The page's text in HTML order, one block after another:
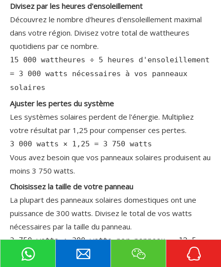
Divisez par les heures d'ensoleillement
Découvrez le nombre d'heures d'ensoleillement maximal
dans votre région. Divisez votre total de wattheures
quotidiens par ce nombre.
15 000 wattheures ÷ 5 heures d'ensoleillement
= 3 000 watts nécessaires à vos panneaux
solaires
Ajuster les pertes du système
Les systèmes solaires perdent de l'énergie. Multipliez
votre résultat par 1,25 pour compenser ces pertes.
3 000 watts × 1,25 = 3 750 watts
Vous avez besoin que vos panneaux solaires produisent au
moins 3 750 watts.
Choisissez la taille de votre panneau
La plupart des panneaux solaires domestiques ont une
puissance de 300 watts. Divisez le total de vos watts
nécessaires par la taille du panneau.
3 750 watts ÷ 300 watts par panneau = 12,5
panneaux